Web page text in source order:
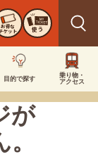
お得な
ケット 使う
目的で探す
乗り物・
アクセス
が